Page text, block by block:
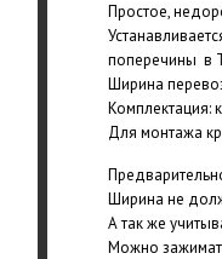
Простое,
поперечины в
Ширина
Комплектация:
Для монтажа
Ширина не
А так же
Можно